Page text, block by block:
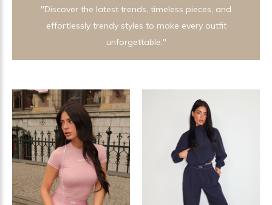
"Discover the latest trends, timeless pieces, and
effortlessly trendy styles to make every outfit
unforgettable."